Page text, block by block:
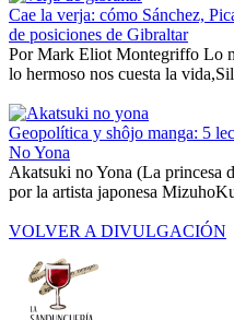
Cae la verja: cómo Sánchez,
de posiciones de Gibraltar
Por Mark Eliot Montegriffo Lo
lo hermoso nos cuesta la
Geopolítica y shôjo manga: 5
No Yona
Akatsuki no Yona (La princesa
por la artista japonesa
VOLVER A DIVULGACIÓN